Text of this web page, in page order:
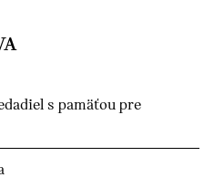
s pamäťou pre